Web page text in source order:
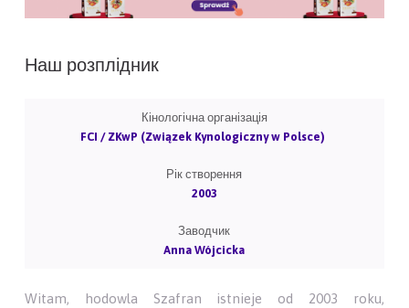
Наш розплідник
Кінологічна організація
FCI / ZKwP (Związek Kynologiczny w Polsce)
Рік створення
2003
Заводчик
Anna Wójcicka
Witam, hodowla Szafran istnieje od 2003 roku,